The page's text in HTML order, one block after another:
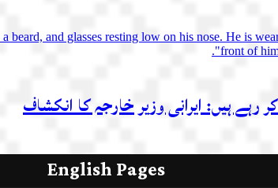
رہے ہیں: ایرانی وزیر خارجہ کا انکشاف
English Pages